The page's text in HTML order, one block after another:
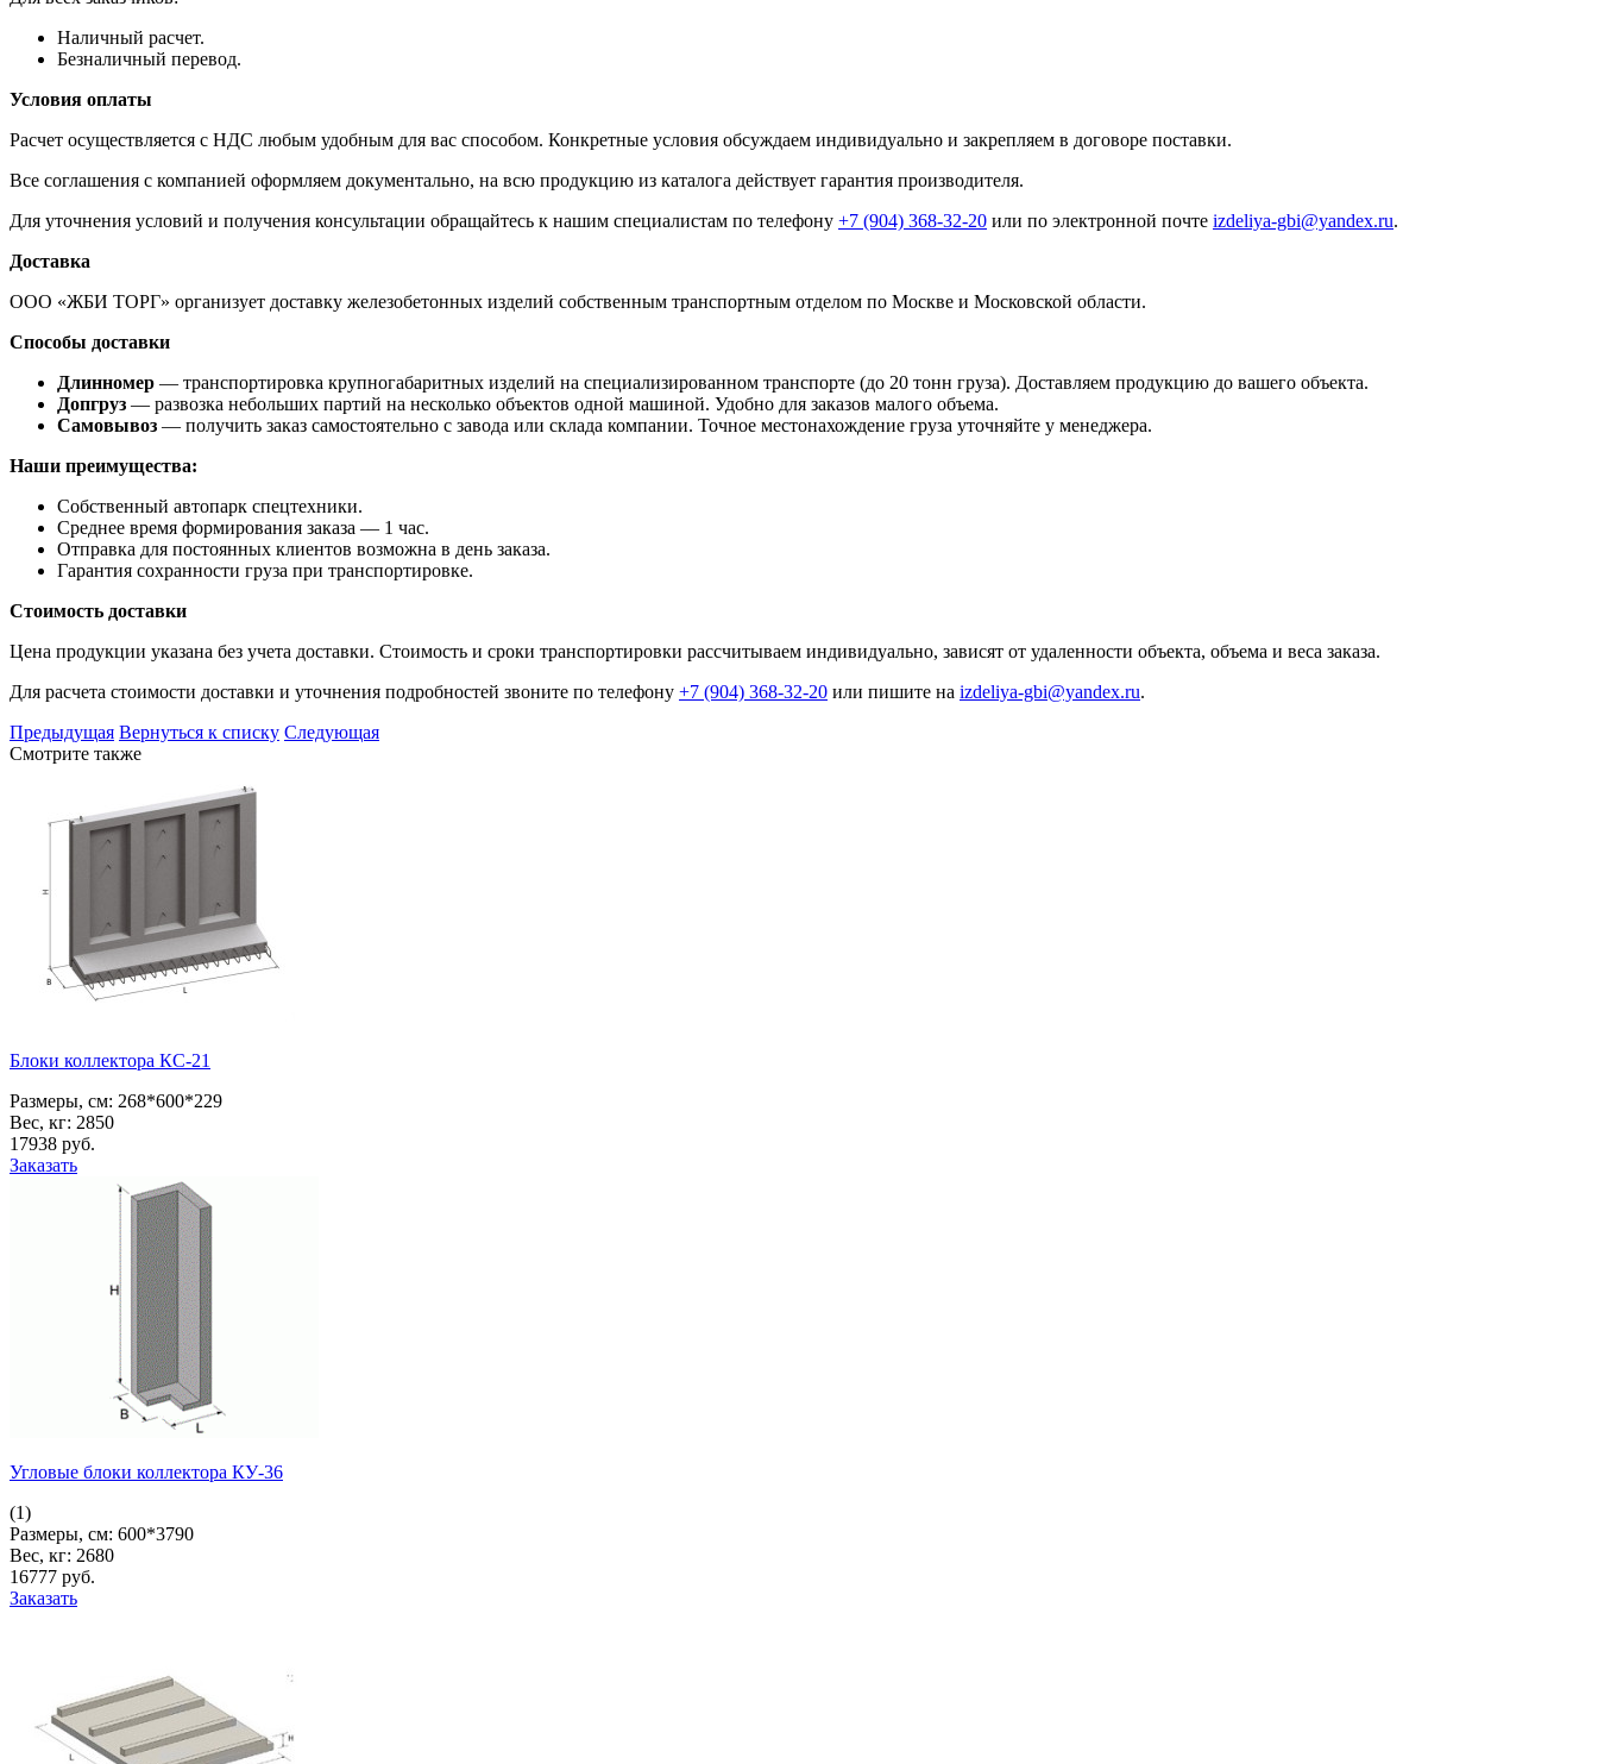
Наличный расчет.
Безналичный перевод.
Условия оплаты
Расчет осуществляется с НДС любым удобным для вас способом. Конкретные условия обсуждаем индивидуально и закрепляем в договоре поставки.
Все соглашения с компанией оформляем документально, на всю продукцию из каталога действует гарантия производителя.
Для уточнения условий и получения консультации обращайтесь к нашим специалистам по телефону +7 (904) 368-32-20 или по электронной почте izdeliya-gbi@yandex.ru.
Доставка
ООО «ЖБИ ТОРГ» организует доставку железобетонных изделий собственным транспортным отделом по Москве и Московской области.
Способы доставки
Длинномер — транспортировка крупногабаритных изделий на специализированном транспорте (до 20 тонн груза). Доставляем продукцию до вашего объекта.
Допгруз — развозка небольших партий на несколько объектов одной машиной. Удобно для заказов малого объема.
Самовывоз — получить заказ самостоятельно с завода или склада компании. Точное местонахождение груза уточняйте у менеджера.
Наши преимущества:
Собственный автопарк спецтехники.
Среднее время формирования заказа — 1 час.
Отправка для постоянных клиентов возможна в день заказа.
Гарантия сохранности груза при транспортировке.
Стоимость доставки
Цена продукции указана без учета доставки. Стоимость и сроки транспортировки рассчитываем индивидуально, зависят от удаленности объекта, объема и веса заказа.
Для расчета стоимости доставки и уточнения подробностей звоните по телефону +7 (904) 368-32-20 или пишите на izdeliya-gbi@yandex.ru.
Предыдущая Вернуться к списку Следующая
Смотрите также
Блоки коллектора КС-21
Размеры, см: 268*600*229
Вес, кг: 2850
17938 pуб.
Заказать
Угловые блоки коллектора КУ-36
(1)
Размеры, см: 600*3790
Вес, кг: 2680
16777 pуб.
Заказать